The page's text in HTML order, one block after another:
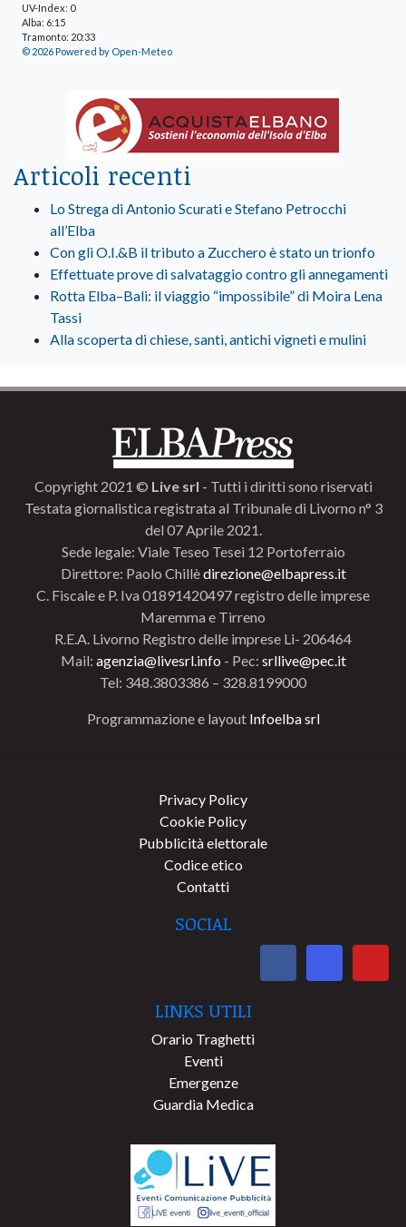
UV-Index: 0
Alba: 6:15
Tramonto: 20:33
© 2026 Powered by Open-Meteo
Articoli recenti
Lo Strega di Antonio Scurati e Stefano Petrocchi
all’Elba
Con gli O.I.&B il tributo a Zucchero è stato un trionfo
Effettuate prove di salvataggio contro gli annegamenti
Rotta Elba–Bali: il viaggio “impossibile” di Moira Lena
Tassi
Alla scoperta di chiese, santi, antichi vigneti e mulini
Copyright 2021 © Live srl - Tutti i diritti sono riservati
Testata giornalistica registrata al Tribunale di Livorno n° 3
del 07 Aprile 2021.
Sede legale: Viale Teseo Tesei 12 Portoferraio
Direttore: Paolo Chillèdirezione@elbapress.it
C. Fiscale e P. Iva 01891420497 registro delle imprese
Maremma e Tirreno
R.E.A. Livorno Registro delle imprese Li- 206464
Mail: agenzia@livesrl.info - Pec: srllive@pec.it
Tel: 348.3803386 – 328.8199000
Programmazione e layout Infoelba srl
Privacy Policy
Cookie Policy
Pubblicità elettorale
Codice etico
Contatti
SOCIAL
LINKS UTILI
Orario Traghetti
Eventi
Emergenze
Guardia Medica